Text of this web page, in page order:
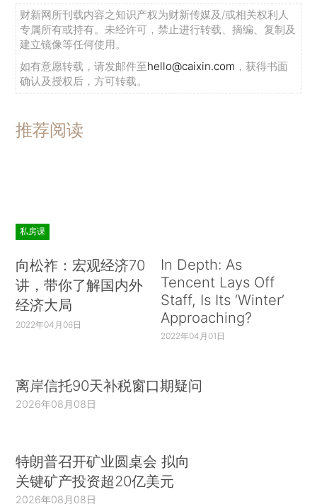
财新网所刊载内容之知识产权为财新传媒及/或相关权利人
专属所有或持有。未经许可，禁止进行转载、摘编、复制及
建立镜像等任何使用。
如有意愿转载，请发邮件至hello@caixin.com ，获得书面
确认及授权后，方可转载。
推荐阅读
私房课
向松祚：宏观经济70
讲，带你了解国内外
经济大局
2022年04月06日
In Depth: As
Tencent Lays Off
Staff, Is Its ‘Winter’
Approaching?
2022年04月01日
离岸信托90天补税窗口期疑问
2026年08月08日
特朗普召开矿业圆桌会 拟向
关键矿产投资超20亿美元
2026年08月08日